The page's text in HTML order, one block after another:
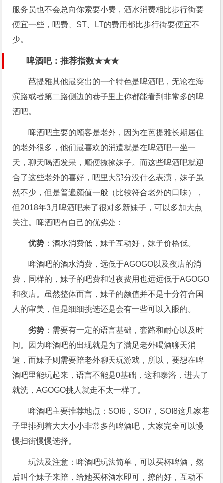
服务员也不会总向你索要小费，酒水消费相比步行街要
便宜一些，吧费、ST、LT的费用都比步行街要便宜不
少。
啤酒吧：推荐指数★★★
芭提雅其他最突出的一个特色是啤酒吧，无论在海
滨路或者第二路侧边的巷子里上你都能看到非常多的啤
酒吧。
啤酒吧主要的顾客是老外，因为在芭提雅长期居住
的老外很多，他们最喜欢的消遣就是在啤酒吧一坐一
天，聊天喝酒发呆，顺便撩撩妹子。而这些啤酒吧就迎
合了这些老外的喜好，吧里大部分没什么表演，妹子虽
然不少，但是普遍颜值一般（比较符合老外的口味），
但2018年3月啤酒吧来了很对多新妹子，可以多加大点
关注。啤酒吧有自己的优劣处：
优势 ：酒水消费低，妹子互动好，妹子价格低。
啤酒吧的酒水消费，远低于AGOGO以及夜店的消
费，同样的，妹子的吧费和过夜费用也远远低于AGOGO
和夜店。虽然整体而言，妹子的颜值并不是十分符合国
人的审美，但是细细挑选还是会有一些可以入眼的。
劣势 ：需要有一定的语言基础，套路和耐心以及时
间。因为啤酒吧的出现就是为了满足老外喝酒聊天消
遣，而妹子则需要陪老外聊天玩游戏，所以，要想在啤
酒吧里能玩起来，语言不能是0基础，这和泰浴，进去了
就洗，AGOGO挑人就走不太一样了。
啤酒吧主要推荐地点：SOI6，SOI7，SOI8这几家巷
子里排列着大大小小非常多的啤酒吧，大家完全可以慢
慢扫街慢慢选择。
玩法及注意：啤酒吧玩法简单，可以买杯啤酒，然
后叫个妹子来陪，给她买杯酒水即可，撩的好，互动不